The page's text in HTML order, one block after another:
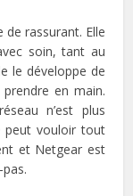
rassurant. Elle
soin, tant au
le développe de
en main.
n’est plus
peut vouloir tout
et Netgear est